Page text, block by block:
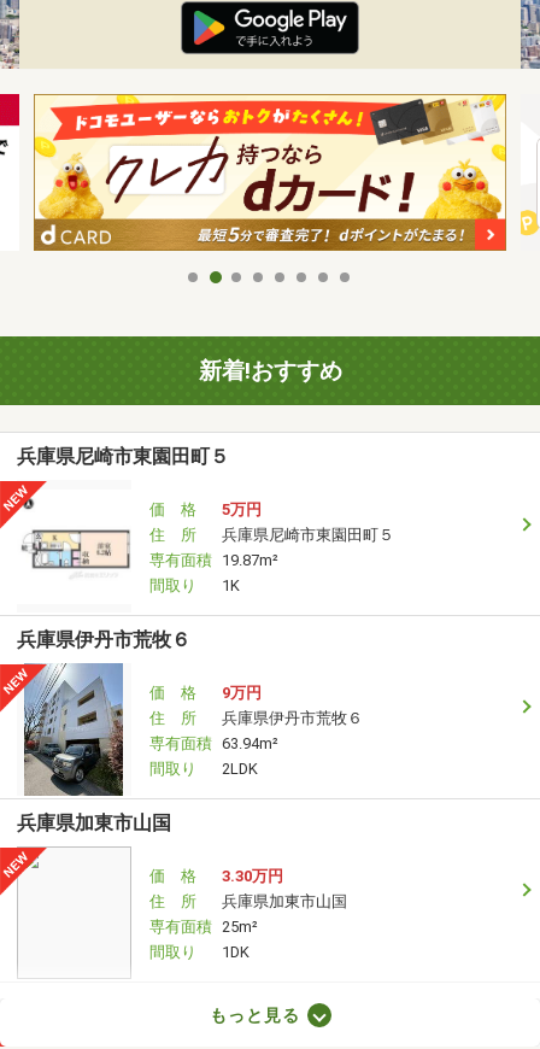
新着!おすすめ
兵庫県尼崎市東園田町５
価 格
5万円
住 所
兵庫県尼崎市東園田町５
専有面積 19.87m²
間取り
1K
兵庫県伊丹市荒牧６
価 格
9万円
住 所
兵庫県伊丹市荒牧６
専有面積 63.94m²
間取り
2LDK
兵庫県加東市山国
価 格
3.30万円
住 所
兵庫県加東市山国
専有面積 25m²
間取り
1DK
兵庫県高砂市伊保崎１丁目もっと見る